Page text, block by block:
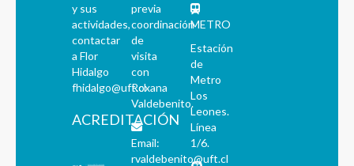
y sus
actividades,
contactar
a Flor
Hidalgo
fhidalgo@uft.cl
ACREDITACIÓN
previa
coordinación
de
visita
con
Roxana
Valdebenito.
Email:
rvaldebenito@uft.cl
METRO
Estación
de
Metro
Los
Leones.
Línea
1/6.